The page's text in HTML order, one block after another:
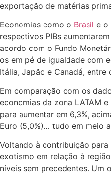
exportação de matérias
Economias como o Brasil e o
respectivos PIBs
acordo com o Fundo
os em pé de igualdade com
Itália, Japão e Canadá, entre
Em comparação com os
economias da zona LATAM
para aumentar em 6,3%,
Euro (5,0%)… tudo em meio
Voltando à contribuição para
exotismo em relação à
níveis sem precedentes. Um